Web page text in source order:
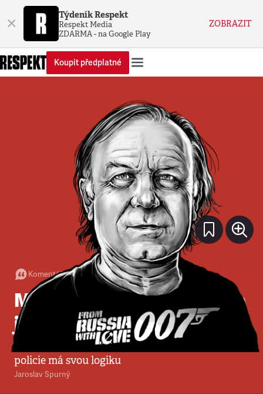
× Týdeník Respekt
Respekt Media
ZDARMA - na Google Play
ZOBRAZIT
Koupit předplatné
Komentář:Politika •15. 5. 2013•4minuty
Martinec končí, ale policie
jej potřebuje
Povýšení rezignujícího šéfa protikorupční
policie má svou logiku
Jaroslav Spurný